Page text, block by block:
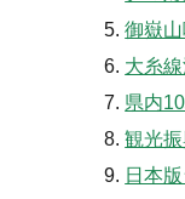
御嶽
大糸
県内
観光
日本